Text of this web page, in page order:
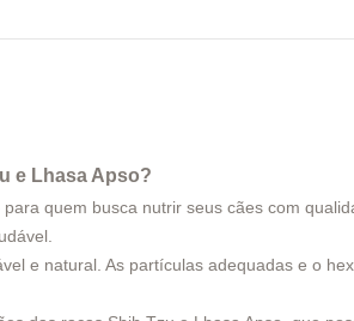
e Lhasa Apso?
quem busca nutrir seus cães com
e natural. As partículas adequadas e o